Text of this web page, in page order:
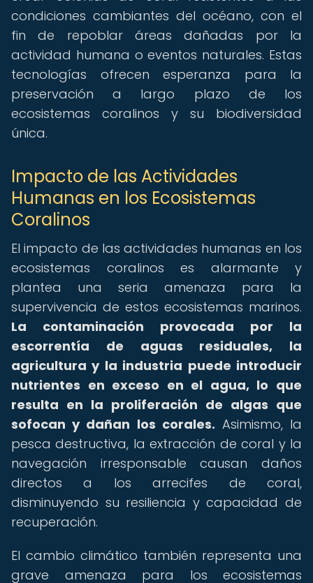
condiciones cambiantes del océano, con el
fin de repoblar áreas dañadas por la
actividad humana o eventos naturales. Estas
tecnologías ofrecen esperanza para la
preservación a largo plazo de los
ecosistemas coralinos y su biodiversidad
única.
Impacto de las Actividades
Humanas en los Ecosistemas
Coralinos
El impacto de las actividades humanas en los
ecosistemas coralinos es alarmante y
plantea una seria amenaza para la
supervivencia de estos ecosistemas marinos.
La contaminación provocada por la
escorrentía de aguas residuales, la
agricultura y la industria puede introducir
nutrientes en exceso en el agua, lo que
resulta en la proliferación de algas que
sofocan y dañan los corales. Asimismo, la
pesca destructiva, la extracción de coral y la
navegación irresponsable causan daños
directos a los arrecifes de coral,
disminuyendo su resiliencia y capacidad de
recuperación.
El cambio climático también representa una
grave amenaza para los ecosistemas